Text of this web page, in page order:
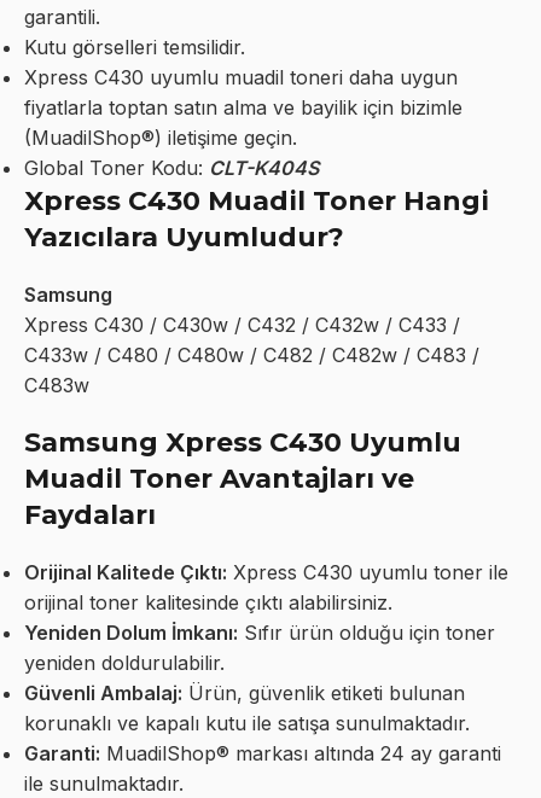
garantili.
Kutu görselleri temsilidir.
Xpress C430 uyumlu muadil toneri daha uygun
fiyatlarla toptan satın alma ve bayilik için bizimle
(MuadilShop®) iletişime geçin.
Global Toner Kodu: CLT-K404S
Xpress C430 Muadil Toner Hangi
Yazıcılara Uyumludur?
Samsung
Xpress C430 / C430w / C432 / C432w / C433 /
C433w / C480 / C480w / C482 / C482w / C483 /
C483w
Samsung Xpress C430 Uyumlu
Muadil Toner Avantajları ve
Faydaları
Orijinal Kalitede Çıktı: Xpress C430 uyumlu toner ile
orijinal toner kalitesinde çıktı alabilirsiniz.
Yeniden Dolum İmkanı: Sıfır ürün olduğu için toner
yeniden doldurulabilir.
Güvenli Ambalaj: Ürün, güvenlik etiketi bulunan
korunaklı ve kapalı kutu ile satışa sunulmaktadır.
Garanti: MuadilShop® markası altında 24 ay garanti
ile sunulmaktadır.